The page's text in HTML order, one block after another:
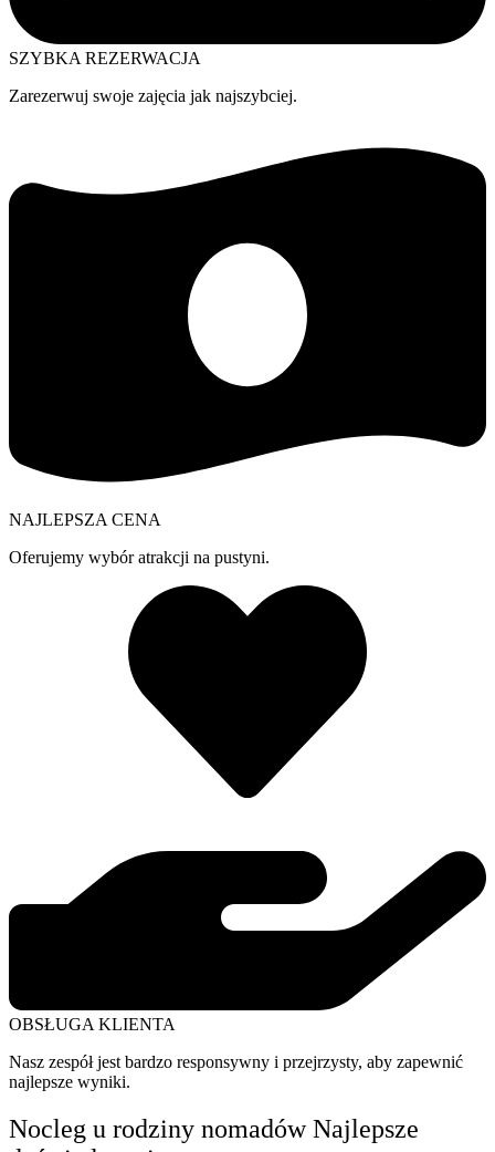
SZYBKA REZERWACJA
Zarezerwuj swoje zajęcia jak najszybciej.
NAJLEPSZA CENA
Oferujemy wybór atrakcji na pustyni.
OBSŁUGA KLIENTA
Nasz zespół jest bardzo responsywny i przejrzysty, aby zapewnić
najlepsze wyniki.
Nocleg u rodziny nomadów Najlepsze